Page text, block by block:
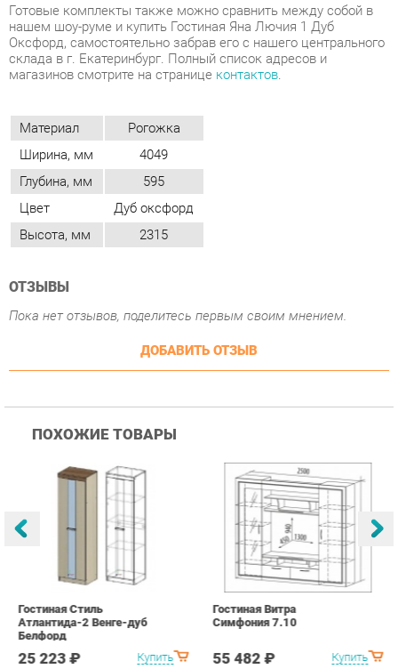
Материал Рогожка
Ширина, мм
4049
Цвет
Дуб оксфорд
Высота, мм
2315
ОТЗЫВЫ
Пока нет отзывов, поделитесь первым своим мнением.
Купить
Гостиная Стиль
Атлантида-2 Венге-дуб
Белфорд
Купить
Гостиная Витра
Симфония 7.10
55 482 ₽
info@bedroom-ekb.ru
КАТАЛОГ
Коллекции
ИНФОРМАЦИЯ
О проекте
ГОРОДА
Весь мир